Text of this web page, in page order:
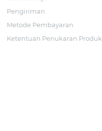
Pengiriman
Metode Pembayaran
Ketentuan Penukaran Produk